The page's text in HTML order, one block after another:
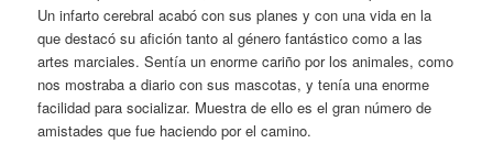
Un infarto cerebral acabó con sus planes y con una vida en la
que destacó su afición tanto al género fantástico como a las
artes marciales. Sentía un enorme cariño por los animales, como
nos mostraba a diario con sus mascotas, y tenía una enorme
facilidad para socializar. Muestra de ello es el gran número de
amistades que fue haciendo por el camino.